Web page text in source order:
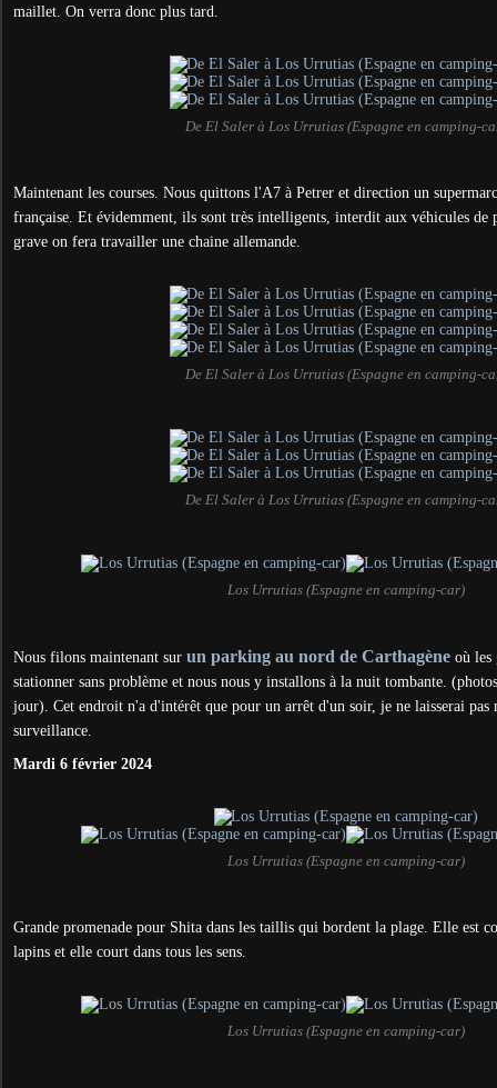
maillet. On verra donc plus tard.
De El Saler à Los Urrutias (Espagne en camping-
Maintenant les courses. Nous quittons l'A7 à Petrer et direction un
française. Et évidemment, ils sont très intelligents, interdit aux véhicules de
grave on fera travailler une chaine allemande.
De El Saler à Los Urrutias (Espagne en camping-
De El Saler à Los Urrutias (Espagne en camping-
Los Urrutias (Espagne en camping-car)
Nous filons maintenant sur un parking au nord de Carthagène où les
stationner sans problème et nous nous y installons à la nuit tombante.
jour). Cet endroit n'a d'intérêt que pour un arrêt d'un soir, je ne laisserai pas
surveillance.
Mardi 6 février 2024
Los Urrutias (Espagne en camping-car)
Grande promenade pour Shita dans les taillis qui bordent la plage. Elle est
lapins et elle court dans tous les sens.
Los Urrutias (Espagne en camping-car)